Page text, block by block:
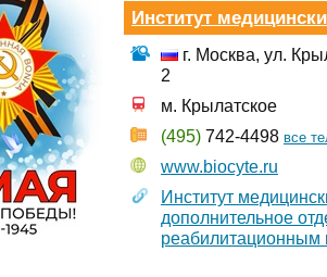
Институт
г. Москва, ул.
2
м. Крылатское
(495) 742-4498 все
www.biocyte.ru
Институт
дополнительное
реабилитационным